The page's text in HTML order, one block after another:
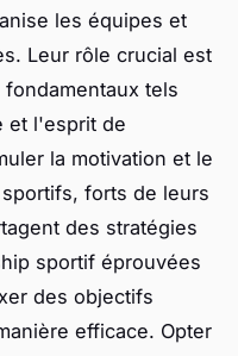
les équipes et
Leur rôle crucial est
tels
et l'esprit de
la motivation et le
forts de leurs
des stratégies
sportif éprouvées
des objectifs
efficace. Opter